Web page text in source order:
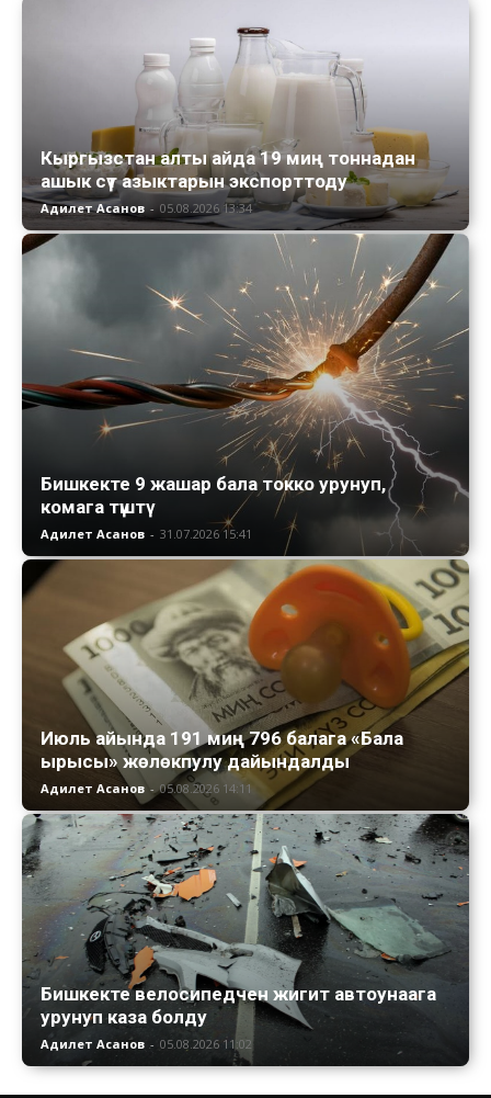
Кыргызстан алты айда 19 миң тоннадан
ашык сүт азыктарын экспорттоду
Адилет Асанов - 05.08.2026 13:34
Бишкекте 9 жашар бала токко урунуп,
комага түштү
Адилет Асанов - 31.07.2026 15:41
Июль айында 191 миң 796 балага «Бала
ырысы» жөлөкпулу дайындалды
Адилет Асанов - 05.08.2026 14:11
Бишкекте велосипедчен жигит автоунаага
урунуп каза болду
Адилет Асанов - 05.08.2026 11:02